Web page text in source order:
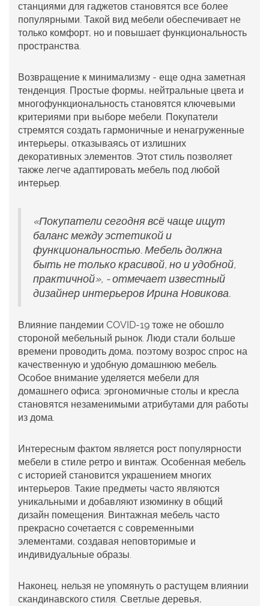
станциями для гаджетов становятся все более
популярными. Такой вид мебели обеспечивает не
только комфорт, но и повышает функциональность
пространства.
Возвращение к минимализму - еще одна заметная
тенденция. Простые формы, нейтральные цвета и
многофункциональность становятся ключевыми
критериями при выборе мебели. Покупатели
стремятся создать гармоничные и ненагруженные
интерьеры, отказываясь от излишних
декоративных элементов. Этот стиль позволяет
также легче адаптировать мебель под любой
интерьер.
«Покупатели сегодня всё чаще ищут
баланс между эстетикой и
функциональностью. Мебель должна
быть не только красивой, но и удобной,
практичной», - отмечает известный
дизайнер интерьеров Ирина Новикова.
Влияние пандемии COVID-19 тоже не обошло
стороной мебельный рынок. Люди стали больше
времени проводить дома, поэтому возрос спрос на
качественную и удобную домашнюю мебель.
Особое внимание уделяется мебели для
домашнего офиса: эргономичные столы и кресла
становятся незаменимыми атрибутами для работы
из дома.
Интересным фактом является рост популярности
мебели в стиле ретро и винтаж. Особенная мебель
с историей становится украшением многих
интерьеров. Такие предметы часто являются
уникальными и добавляют изюминку в общий
дизайн помещения. Винтажная мебель часто
прекрасно сочетается с современными
элементами, создавая неповторимые и
индивидуальные образы.
Наконец, нельзя не упомянуть о растущем влиянии
скандинавского стиля. Светлые деревья,